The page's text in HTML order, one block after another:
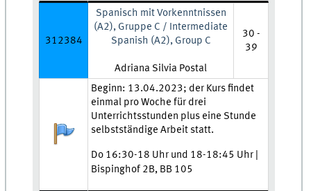
312384
Spanisch mit Vorkenntnissen
(A2), Gruppe C / Intermediate
Spanish (A2), Group C
Lehrkraft:
Adriana Silvia Postal
30 -
39
Anmeldestatus:
Zeit und Ort:
Beginn: 13.04.2023; der Kurs findet
einmal pro Woche für drei
Unterrichtsstunden plus eine Stunde
selbstständige Arbeit statt.
Do 16:30-18 Uhr und 18-18:45 Uhr |
Bispinghof 2B, BB 105